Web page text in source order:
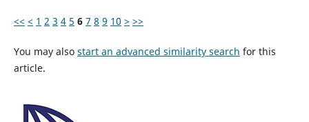
<< < 1 2 3 4 5 6 7 8 9 10 > >>
You may also start an advanced similarity search for this
article.